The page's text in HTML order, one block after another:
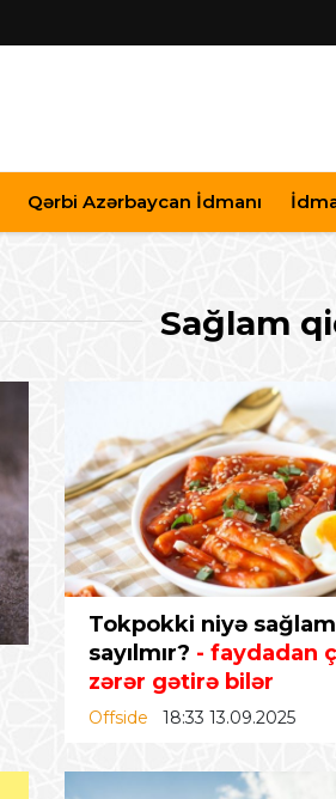
Qərbi Azərbaycan İdmanı
Sağlam
Tokpokki niyə
sayılmır? - faydadan
zərər gətirə bilər
Offside 18:33 13.09.2025